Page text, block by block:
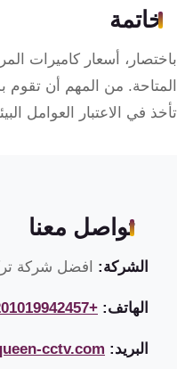
خاتمة
باختصار، أسعار كاميرات
المتاحة. من المهم أن تقوم
تأخذ في الاعتبار العوامل
تواصل معنا
الشركة: افضل شركة
الهاتف: +201019942457
البريد: cctv.com